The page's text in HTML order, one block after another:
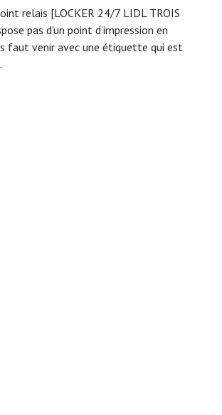
relais [LOCKER 24/7 LIDL TROIS
pas d’un point d’impression en
faut venir avec une étiquette qui est